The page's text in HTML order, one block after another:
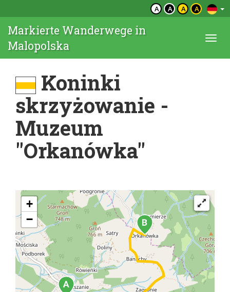
A A A A
Markierte Wanderwege in
Malopolska
Koninki
skrzyżowanie -
Muzeum
"Orkanówka"
+
−